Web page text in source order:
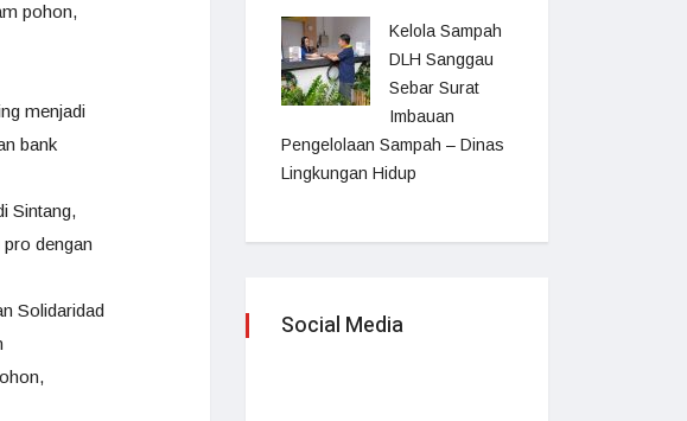
pohon,
menjadi
bank
Sintang,
dengan
Solidaridad
Kelola Sampah
DLH Sanggau
Sebar Surat
Imbauan
Pengelolaan Sampah – Dinas
Lingkungan Hidup
Social Media